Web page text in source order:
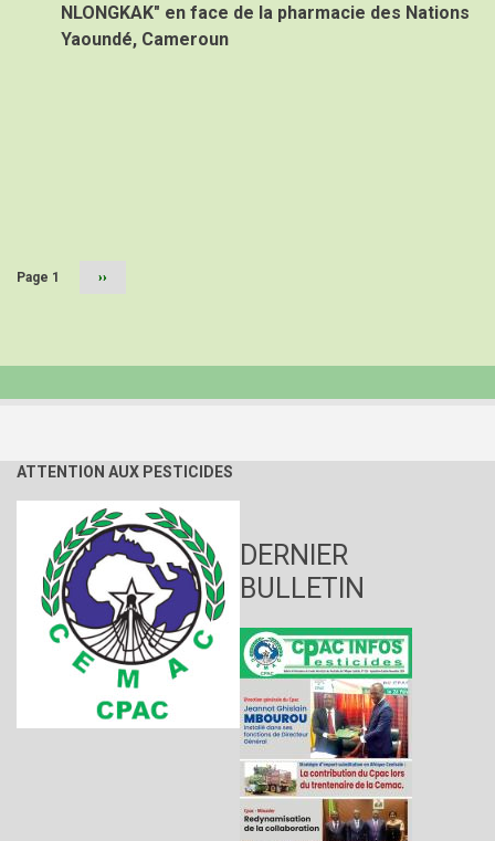
NLONGKAK" en face de la pharmacie des Nations
Yaoundé, Cameroun
Page 1
Page
››
ATTENTION AUX PESTICIDES
DERNIER
BULLETIN